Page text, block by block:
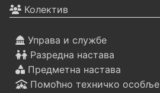
Колектив
Управа и службе
Разредна настава
Предметна настава
Помоћно техничко особље